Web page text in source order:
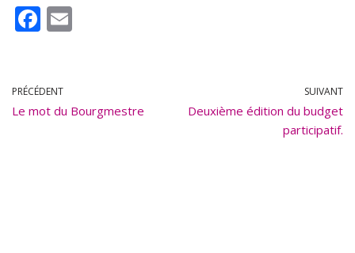
F
ac
b
o
PRÉCÉDENT
Le mot du Bourgmestre
SUIVANT
Deuxième édition du budget
participatif.